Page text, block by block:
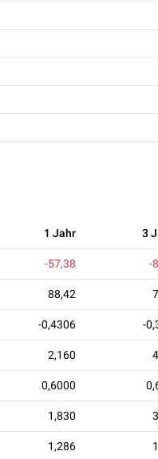
1 Jahr 3
-57,38 -
88,42
-0,4306 -
2,160
0,6000
1,830
1,286